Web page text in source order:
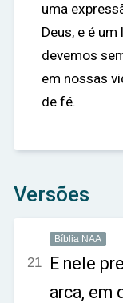
uma
Deus, e é
devemos
em nossas
de fé.
Versões
Bíblia NAA
21 E nele
arca, em